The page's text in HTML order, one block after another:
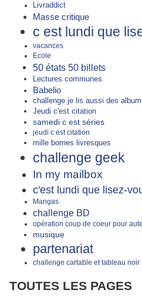
Livraddict
Masse critique
c est lundi que
vacances
Ecole
50 états 50 billets
Lectures communes
Babelio
challenge je lis aussi des
Jeudi c'est citation
samedi c est séries
jeudi c est citation
mille bornes livresques
challenge geek
In my mailbox
c'est lundi que lisez-
Mangas
challenge BD
opération coup de coeur pour
musique
partenariat
challenge cartable et tableau noir
TOUTES LES PAGES